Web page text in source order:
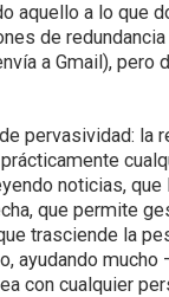
aquello a lo que
de
a Gmail),
pervasividad: la
noticias,
que permite
trasciende la
ayudando
con cualquier